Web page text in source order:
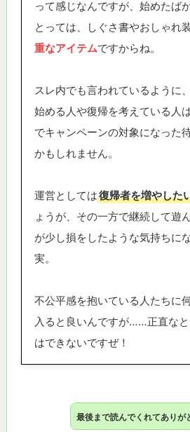
って感じなんですが、始めたば
とっては、しぐさ書やおしゃれ
重なアイテムですからね。
スレ内でも言われているように
始める人や復帰を考えている人
でキャンペーンの対象になった
かもしれません。
運営としては復帰者を増やした
ょうが、その一方で継続して遊
が少し損をしたような気持ちに
実。
不公平感を抱いている人たちに
入ると良いんですが……正直な
はできないですぜ！
最後まで読んでくれてありが